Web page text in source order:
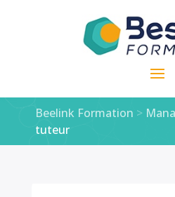
Beelink Formation >
tuteur